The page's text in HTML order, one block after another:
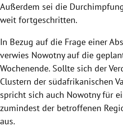
Außerdem sei die
weit fortgeschritten.
In Bezug auf die Frage einer
verwies Nowotny auf die
Wochenende. Sollte sich der
Clustern der südafrikanischen
spricht sich auch Nowotny für
zumindest der betroffenen
aus.